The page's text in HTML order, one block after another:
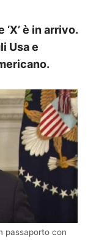
è in arrivo.
Usa e
passaporto con